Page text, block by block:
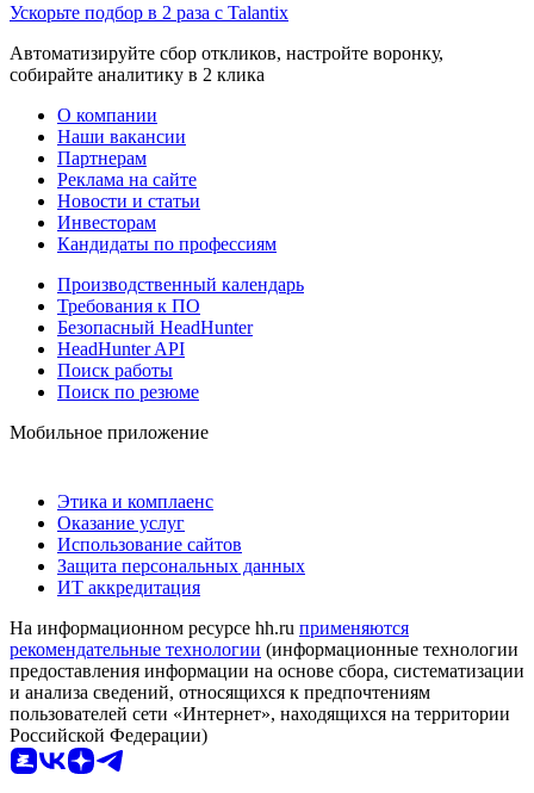
Ускорьте подбор в 2 раза с Talantix
Автоматизируйте сбор откликов, настройте воронку,
собирайте аналитику в 2 клика
О компании
Наши вакансии
Партнерам
Реклама на сайте
Новости и статьи
Инвесторам
Кандидаты по профессиям
Производственный календарь
Требования к ПО
Безопасный HeadHunter
HeadHunter API
Поиск работы
Поиск по резюме
Мобильное приложение
Этика и комплаенс
Оказание услуг
Использование сайтов
Защита персональных данных
ИТ аккредитация
На информационном ресурсе hh.ru применяются
рекомендательные технологии (информационные технологии
предоставления информации на основе сбора, систематизации
и анализа сведений, относящихся к предпочтениям
пользователей сети «Интернет», находящихся на территории
Российской Федерации)